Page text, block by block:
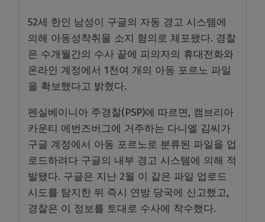
52세 한인 남성이 구글의 자동 경고 시스템에
의해 아동성착취물 소지 혐의로 체포됐다. 경찰
은 수개월간의 수사 끝에 피의자의 휴대전화와
온라인 계정에서 1천여 개의 아동 포르노 파일
을 확보했다고 밝혔다.
펜실베이니아 주경찰(PSP)에 따르면, 캠브리아
카운티 에번즈버그에 거주하는 다니엘 김씨가
구글 계정에서 아동 포르노로 분류된 파일을 업
로드하려다 구글의 내부 경고 시스템에 의해 적
발됐다. 구글은 지난 2월 이 같은 파일 업로드
시도를 탐지한 뒤 즉시 연방 당국에 신고했고,
경찰은 이 정보를 토대로 수사에 착수했다.